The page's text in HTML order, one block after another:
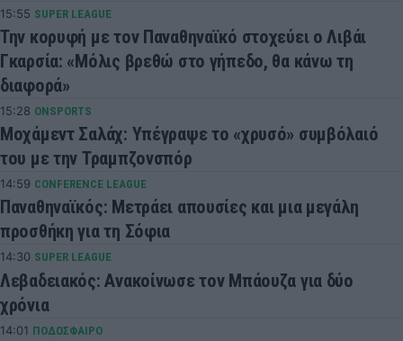
15:55 SUPER LEAGUE
Την κορυφή με τον Παναθηναϊκό στοχεύει ο Λιβάι
Γκαρσία: «Μόλις βρεθώ στο γήπεδο, θα κάνω τη
διαφορά»
15:28 ONSPORTS
Μοχάμεντ Σαλάχ: Υπέγραψε το «χρυσό» συμβόλαιό
του με την Τραμπζονσπόρ
14:59 CONFERENCE LEAGUE
Παναθηναϊκός: Μετράει απουσίες και μια μεγάλη
προσθήκη για τη Σόφια
14:30 SUPER LEAGUE
Λεβαδειακός: Ανακοίνωσε τον Μπάουζα για δύο
χρόνια
14:01 ΠΟΔΟΣΦΑΙΡΟ